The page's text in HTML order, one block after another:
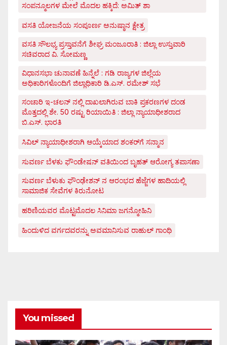
ಸಂಪನ್ಮೂಲಗಳ ಮೇಲೆ ಮೊದಲ ಹಕ್ಕಿದೆ: ಅಮಿತ್ ಶಾ
ವಸತಿ ಯೋಜನೆಯ ಸಂಪೂರ್ಣ ಅನುಷ್ಠಾನ ಕ್ಷೇತ್ರ
ವಸತಿ ಸೌಲಭ್ಯ ಪ್ರಸ್ತಾವನೆಗೆ ಶೀಘ್ರ ಮಂಜೂರಾತಿ : ಜಿಲ್ಲಾ ಉಸ್ತುವಾರಿ
ಸಚಿವರಾದ ವಿ. ಸೋಮಣ್ಣ
ವಿಧಾನಸಭಾ ಚುನಾವಣೆ ಹಿನ್ನೆಲೆ : ಗಡಿ ರಾಜ್ಯಗಳ ಜಿಲ್ಲೆಯ
ಅಧಿಕಾರಿಗಳೊಂದಿಗೆ ಜಿಲ್ಲಾಧಿಕಾರಿ ಡಿ.ಎಸ್. ರಮೇಶ್ ಸಭೆ
ಸಂಚಾರಿ ಇ-ಚಲನ್ ನಲ್ಲಿ ದಾಖಲಾಗಿರುವ ಬಾಕಿ ಪ್ರಕರಣಗಳ ದಂಡ
ಮೊತ್ತದಲ್ಲಿ ಶೇ. 50 ರಷ್ಟು ರಿಯಾಯಿತಿ : ಜಿಲ್ಲಾ ನ್ಯಾಯಾಧೀಶರಾದ
ಬಿ.ಎಸ್. ಭಾರತಿ
ಸಿವಿಲ್ ನ್ಯಾಯಾಧೀಶರಾಗಿ ಆಯ್ಕೆಯಾದ ಶಂಕರ್‌ಗೆ ಸನ್ಮಾನ
ಸುವರ್ಣ ಬೆಳಕು ಫೌಂಡೇಷನ್ ವತಿಯಿಂದ ಬೃಹತ್ ಆರೋಗ್ಯ ತಪಾಸಣಾ
ಸುವರ್ಣ ಬೆಳುಕು ಫೌಂಢೇಶನ್ ನ ಆರಂಭದ ಹೆಜ್ಜೆಗಳ ಹಾದಿಯಲ್ಲಿ
ಸಾಮಾಜಿಕ ಸೇವೆಗಳ ಕಿರುನೋಟ
ಹರಿಣಿಯವರ ಮೊಟ್ಟಮೊದಲ ಸಿನಿಮಾ ಜಗನ್ಮೋಹಿನಿ
ಹಿಂದುಳಿದ ವರ್ಗದವರನ್ನು ಅವಮಾನಿಸುವ ರಾಹುಲ್ ಗಾಂಧಿ
You missed